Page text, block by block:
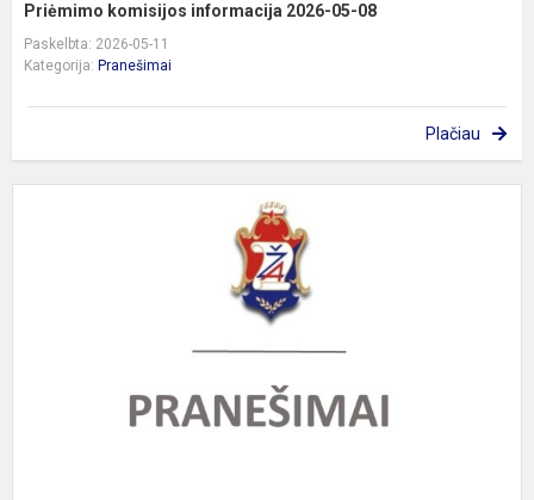
Priėmimo komisijos informacija 2026-05-08
Paskelbta: 2026-05-11
Kategorija: Pranešimai
Plačiau